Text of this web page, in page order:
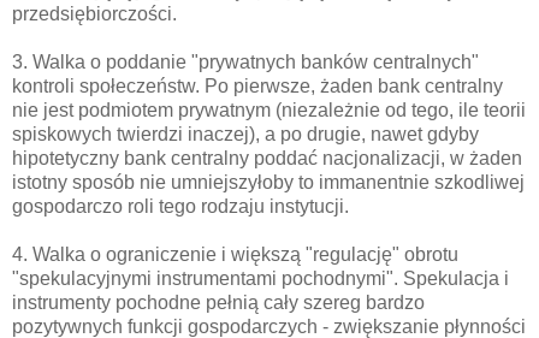
przedsiębiorczości.
3. Walka o poddanie "prywatnych banków centralnych"
kontroli społeczeństw. Po pierwsze, żaden bank centralny
nie jest podmiotem prywatnym (niezależnie od tego, ile teorii
spiskowych twierdzi inaczej), a po drugie, nawet gdyby
hipotetyczny bank centralny poddać nacjonalizacji, w żaden
istotny sposób nie umniejszyłoby to immanentnie szkodliwej
gospodarczo roli tego rodzaju instytucji.
4. Walka o ograniczenie i większą "regulację" obrotu
"spekulacyjnymi instrumentami pochodnymi". Spekulacja i
instrumenty pochodne pełnią cały szereg bardzo
pozytywnych funkcji gospodarczych - zwiększanie płynności